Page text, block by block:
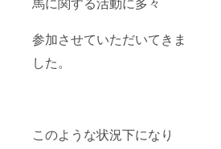
参加させていただいてきま
した。
このような状況下になり